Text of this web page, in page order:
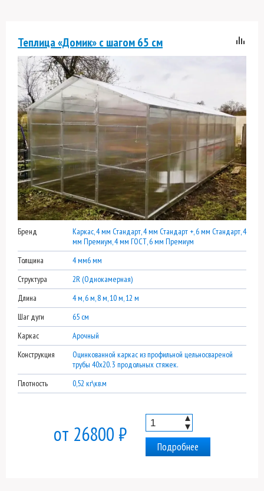
Теплица «Домик» с шагом 65 см
Бренд
Каркас, 4 мм Стандарт, 4 мм Стандарт +, 6 мм Стандарт, 4
мм Премиум, 4 мм ГОСТ, 6 мм Премиум
Толщина
4 мм6 мм
Структура
2R (Однокамерная)
Длина
4 м, 6 м, 8 м, 10 м, 12 м
Шаг дуги
65 см
Каркас
Арочный
Конструкция
Оцинкованной каркас из профильной цельносвареной
трубы 40х20. 3 продольных стяжек.
Плотность
0,52 кг\кв.м
от 26800 ₽
▲
▼
Подробнее